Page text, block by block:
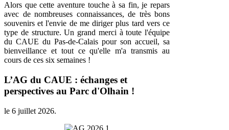
Alors que cette aventure touche à sa fin, je repars
avec de nombreuses connaissances, de très bons
souvenirs et l'envie de me diriger plus tard vers ce
type de structure. Un grand merci à toute l'équipe
du CAUE du Pas-de-Calais pour son accueil, sa
bienveillance et tout ce qu'elle m'a transmis au
cours de ces six semaines !
L’AG du CAUE : échanges et
perspectives au Parc d'Olhain !
le 6 juillet 2026.